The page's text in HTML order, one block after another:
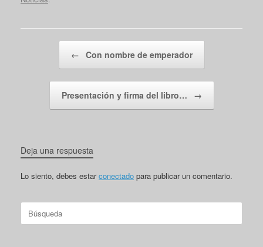
← Con nombre de emperador
Presentación y firma del libro… →
Deja una respuesta
Lo siento, debes estarconectado para publicar un comentario.
Buscar: